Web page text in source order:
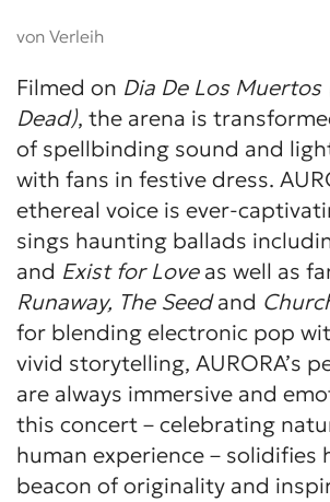
von Verleih
Filmed on Dia De Los Muertos
Dead), the arena is
of spellbinding sound and
with fans in festive dress.
ethereal voice is ever-
sings haunting ballads
and Exist for Loveas well as
Runaway, The Seedand
for blending electronic pop
vivid storytelling, AURORA’s
are always immersive and
this concert – celebrating
human experience – solidifies
beacon of originality and